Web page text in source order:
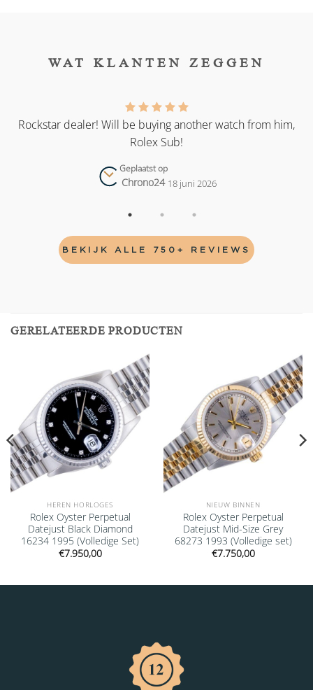
WAT KLANTEN ZEGGEN
Rockstar dealer! Will be buying another watch from him,
Rolex Sub!
Geplaatst op
Chrono24 18 juni 2026
BEKIJK ALLE 750+ REVIEWS
GERELATEERDE PRODUCTEN
Add to
wishlist
HEREN HORLOGES
Rolex Oyster Perpetual
Datejust Black Diamond
16234 1995 (Volledige Set)
€7.950,00
Add to
wishlist
NIEUW BINNEN
Rolex Oyster Perpetual
Datejust Mid-Size Grey
68273 1993 (Volledige set)
€7.750,00